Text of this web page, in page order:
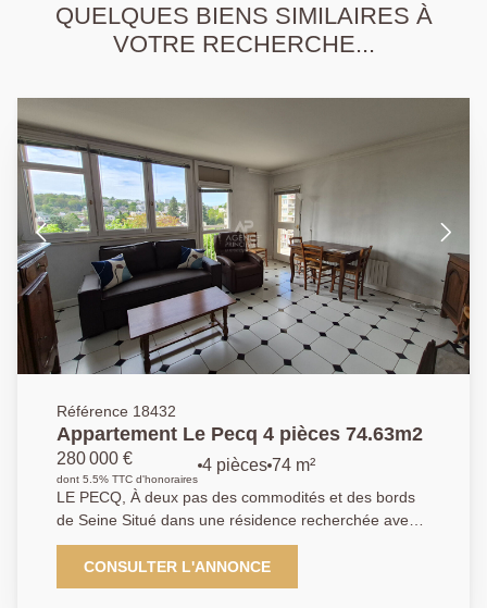
QUELQUES BIENS SIMILAIRES À
VOTRE RECHERCHE...
Référence 18432
Appartement Le Pecq 4 pièces 74.63m2
280 000 €
dont 5.5% TTC d'honoraires
4 pièces 74 m²
LE PECQ, À deux pas des commodités et des bords
de Seine Situé dans une résidence recherchée avec
ascenseur, gardien et espaces verts, découvrez ce
bel appartement traversant en étage, offrant une vue
dégagée et lumineuse. Il se compose d'une entrée
CONSULTER L'ANNONCE